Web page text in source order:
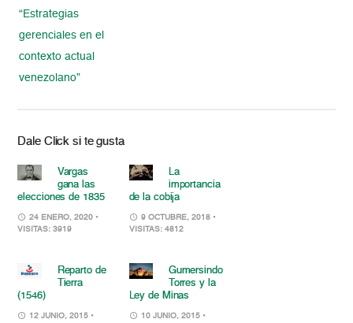
“Estrategias
gerenciales en el
contexto actual
venezolano”
Dale Click si te gusta
Vargas
gana las
elecciones de 1835
24 ENERO, 2020 •
VISITAS: 3919
La
importancia
de la cobija
9 OCTUBRE, 2018 •
VISITAS: 4812
Reparto de
Tierra
(1546)
12 JUNIO, 2015 •
Gumersindo
Torres y la
Ley de Minas
10 JUNIO, 2015 •